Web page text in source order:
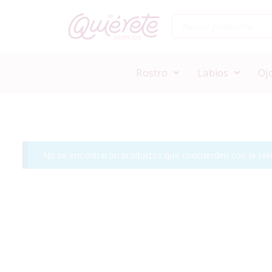
Rostro Labios
No se encontraron productos que concuerden con la